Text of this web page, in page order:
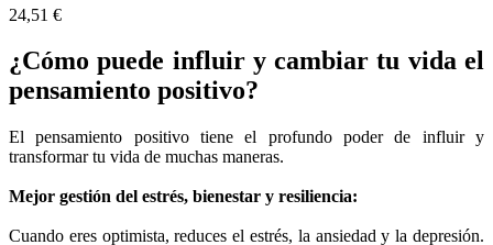
24,51 €
¿Cómo puede influir y cambiar tu vida el
pensamiento positivo?
El pensamiento positivo tiene el profundo poder de influir y
transformar tu vida de muchas maneras.
Mejor gestión del estrés, bienestar y resiliencia:
Cuando eres optimista, reduces el estrés, la ansiedad y la depresión.